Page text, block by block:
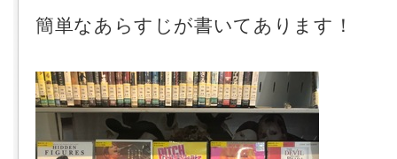
簡単なあらすじが書いてあります！